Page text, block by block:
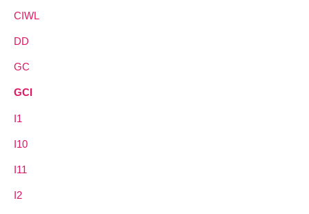
CIWL
DD
GC
GCI
I1
I10
I11
I2